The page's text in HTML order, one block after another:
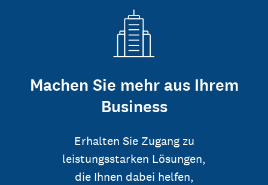
Machen Sie mehr aus Ihrem
Business
Erhalten Sie Zugang zu
leistungsstarken Lösungen,
die Ihnen dabei helfen,